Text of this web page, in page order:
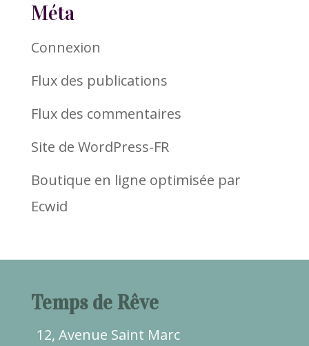
Méta
Connexion
Flux des publications
Flux des commentaires
Site de WordPress-FR
Boutique en ligne optimisée par
Ecwid
Temps de Rêve
12, Avenue Saint Marc